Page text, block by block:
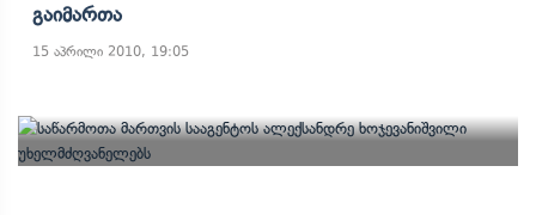
Გაიმართა
15 აპრილი 2010, 19:05